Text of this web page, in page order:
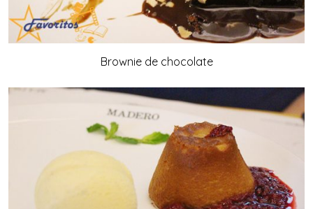
Brownie de chocolate